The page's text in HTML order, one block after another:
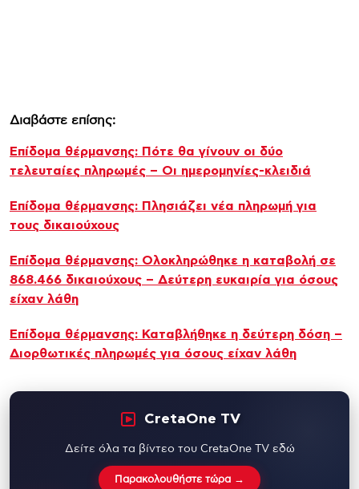
Διαβάστε επίσης:
Επίδομα θέρμανσης: Πότε θα γίνουν οι δύο
τελευταίες πληρωμές – Οι ημερομηνίες-κλειδιά
Επίδομα θέρμανσης: Πλησιάζει νέα πληρωμή για
τους δικαιούχους
Επίδομα θέρμανσης: Ολοκληρώθηκε η καταβολή σε
868.466 δικαιούχους – Δεύτερη ευκαιρία για όσους
είχαν λάθη
Επίδομα θέρμανσης: Καταβλήθηκε η δεύτερη δόση –
Διορθωτικές πληρωμές για όσους είχαν λάθη
CretaOne TV
Δείτε όλα τα βίντεο του CretaOne TV εδώ
Παρακολουθήστε τώρα →